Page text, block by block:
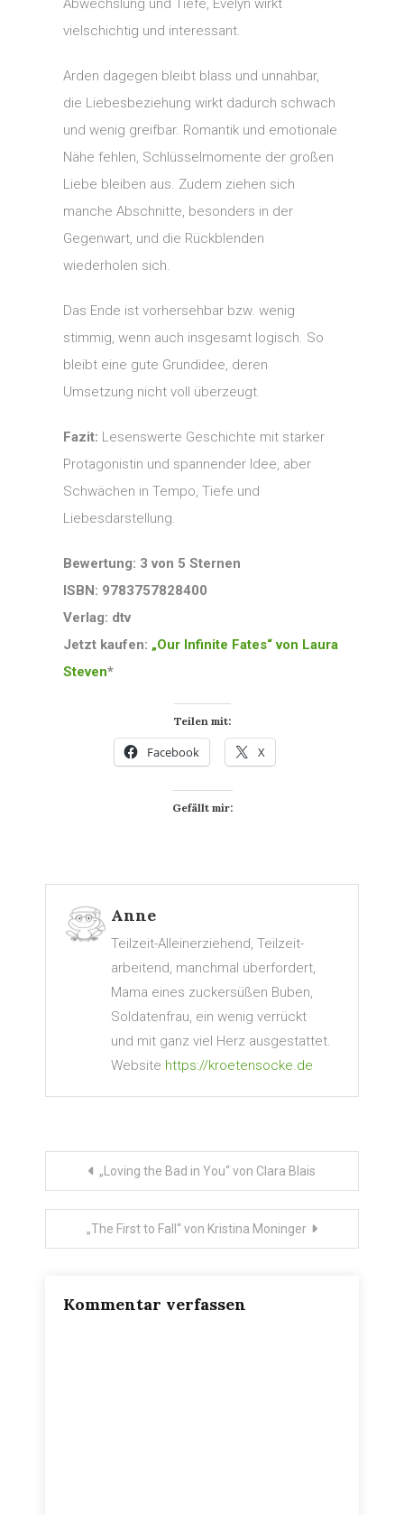
Abwechslung und Tiefe, Evelyn wirkt
vielschichtig und interessant.
Arden dagegen bleibt blass und unnahbar,
die Liebesbeziehung wirkt dadurch schwach
und wenig greifbar. Romantik und emotionale
Nähe fehlen, Schlüsselmomente der großen
Liebe bleiben aus. Zudem ziehen sich
manche Abschnitte, besonders in der
Gegenwart, und die Rückblenden
wiederholen sich.
Das Ende ist vorhersehbar bzw. wenig
stimmig, wenn auch insgesamt logisch. So
bleibt eine gute Grundidee, deren
Umsetzung nicht voll überzeugt.
Fazit: Lesenswerte Geschichte mit starker
Protagonistin und spannender Idee, aber
Schwächen in Tempo, Tiefe und
Liebesdarstellung.
Bewertung: 3 von 5 Sternen
ISBN: 9783757828400
Verlag: dtv
Jetzt kaufen: „Our Infinite Fates“ von Laura
Steven*
Teilen mit:
Facebook X
Gefällt mir:
Anne
Teilzeit-Alleinerziehend, Teilzeit-
arbeitend, manchmal überfordert,
Mama eines zuckersüßen Buben,
Soldatenfrau, ein wenig verrückt
und mit ganz viel Herz ausgestattet.
Website https://kroetensocke.de
Beitragsnavigation
„Loving the Bad in You“ von Clara Blais
„The First to Fall“ von Kristina Moninger
Kommentar verfassen